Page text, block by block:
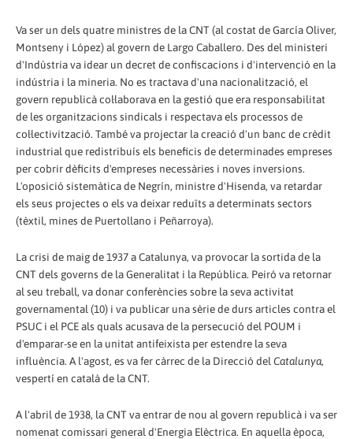
Va ser un dels quatre ministres de la CNT (al costat de García Oliver,
Montseny i López) al govern de Largo Caballero. Des del ministeri
d'Indústria va idear un decret de confiscacions i d'intervenció en la
indústria i la mineria. No es tractava d'una nacionalització, el
govern republicà col·laborava en la gestió que era responsabilitat
de les organitzacions sindicals i respectava els processos de
col·lectivització. També va projectar la creació d'un banc de crèdit
industrial que redistribuís els beneficis de determinades empreses
per cobrir dèficits d'empreses necessàries i noves inversions.
L'oposició sistemàtica de Negrín, ministre d'Hisenda, va retardar
els seus projectes o els va deixar reduïts a determinats sectors
(tèxtil, mines de Puertollano i Peñarroya).
La crisi de maig de 1937 a Catalunya, va provocar la sortida de la
CNT dels governs de la Generalitat i la República. Peiró va retornar
al seu treball, va donar conferències sobre la seva activitat
governamental (10) i va publicar una sèrie de durs articles contra el
PSUC i el PCE als quals acusava de la persecució del POUM i
d'emparar-se en la unitat antifeixista per estendre la seva
influència. A l'agost, es va fer càrrec de la Direcció del Catalunya,
vespertí en català de la CNT.
A l'abril de 1938, la CNT va entrar de nou al govern republicà i va ser
nomenat comissari general d'Energia Elèctrica. En aquella època,